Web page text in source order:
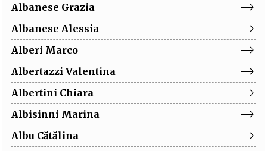
Albanese Grazia
Albanese Alessia
Alberi Marco
Albertazzi Valentina
Albertini Chiara
Albisinni Marina
Albu Cătălina